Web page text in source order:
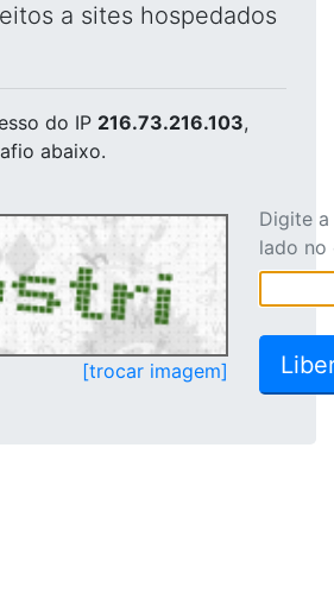
a sites hospedados
do IP 216.73.216.103,
abaixo.
[trocar imagem]
Digite
lado no